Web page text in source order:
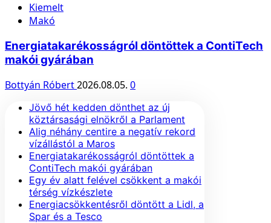
Kiemelt
Makó
Energiatakarékosságról döntöttek a ContiTech
makói gyárában
Bottyán Róbert2026.08.05. 0
Jövő hét kedden dönthet az új
köztársasági elnökről a Parlament
Alig néhány centire a negatív rekord
vízállástól a Maros
Energiatakarékosságról döntöttek a
ContiTech makói gyárában
Egy év alatt felével csökkent a makói
térség vízkészlete
Energiacsökkentésről döntött a Lidl, a
Spar és a Tesco